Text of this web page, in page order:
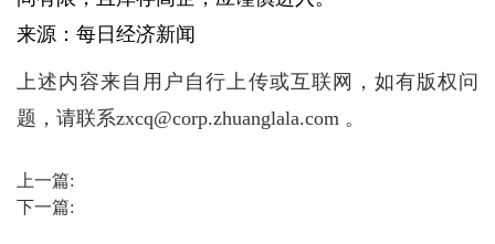
来源：每日经济新闻
上述内容来自用户自行上传或互联网，如有版权问
题，请联系zxcq@corp.zhuanglala.com 。
上一篇:
下一篇: